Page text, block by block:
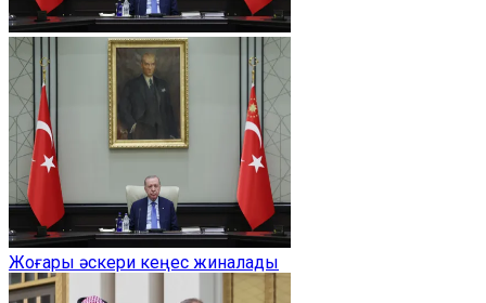
Жоғары әскери кеңес жиналады